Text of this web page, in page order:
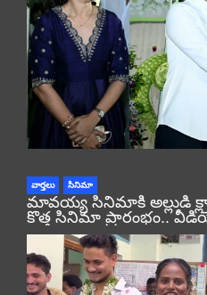
వార్తలు సినిమా
మావయ్య సినిమాకి అల్లుడి
కొత్త సినిమా ప్రారంభం..